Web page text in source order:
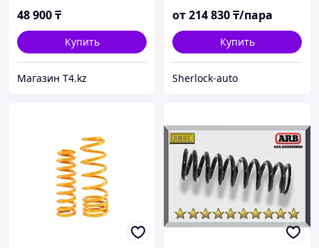
48 900₸
Купить
Магазин T4.kz
от214 830₸/пара
Купить
Sherlock-auto